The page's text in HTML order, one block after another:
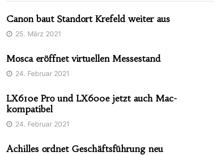
Canon baut Standort Krefeld weiter aus
25. März 2021
Mosca eröffnet virtuellen Messestand
24. Februar 2021
LX610e Pro und LX600e jetzt auch Mac-
kompatibel
24. Februar 2021
Achilles ordnet Geschäftsführung neu